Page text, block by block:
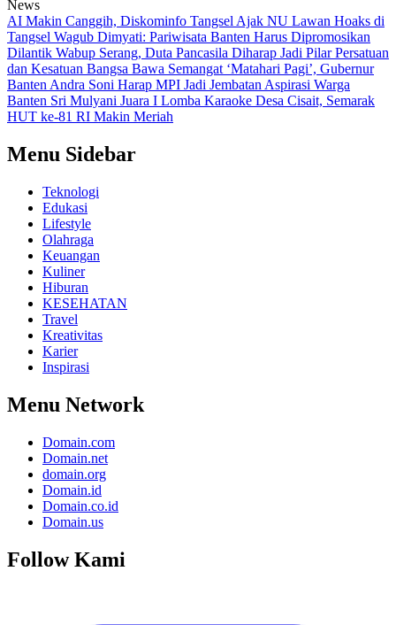
News
AI Makin Canggih, Diskominfo Tangsel Ajak NU Lawan Hoaks di
Tangsel Wagub Dimyati: Pariwisata Banten Harus Dipromosikan
Dilantik Wabup Serang, Duta Pancasila Diharap Jadi Pilar Persatuan
dan Kesatuan Bangsa Bawa Semangat ‘Matahari Pagi’, Gubernur
Banten Andra Soni Harap MPI Jadi Jembatan Aspirasi Warga
Banten Sri Mulyani Juara I Lomba Karaoke Desa Cisait, Semarak
HUT ke-81 RI Makin Meriah
Menu Sidebar
Teknologi
Edukasi
Lifestyle
Olahraga
Keuangan
Kuliner
Hiburan
KESEHATAN
Travel
Kreativitas
Karier
Inspirasi
Menu Network
Domain.com
Domain.net
domain.org
Domain.id
Domain.co.id
Domain.us
Follow Kami